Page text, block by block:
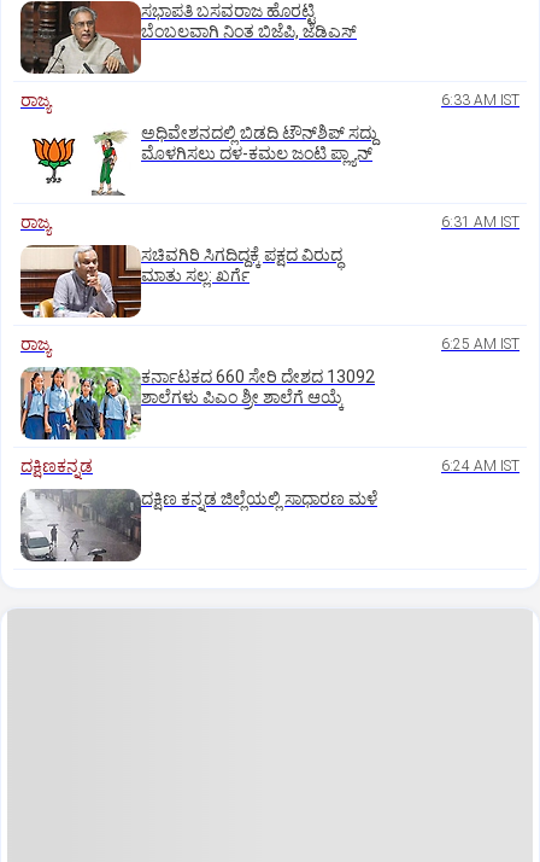
ಸಭಾಪತಿ ಬಸವರಾಜ ಹೊರಟ್ಟಿ
ಬೆಂಬಲವಾಗಿ ನಿಂತ ಬಿಜೆಪಿ, ಜೆಡಿಎಸ್
ರಾಜ್ಯ 6:33 AM IST
ಅಧಿವೇಶನದಲ್ಲಿ ಬಿಡದಿ ಟೌನ್‌ಶಿಪ್‌ ಸದ್ದು
ಮೊಳಗಿಸಲು ದಳ-ಕಮಲ ಜಂಟಿ ಪ್ಲ್ಯಾನ್‌
ರಾಜ್ಯ 6:31 AM IST
ಸಚಿವಗಿರಿ ಸಿಗದಿದ್ದಕ್ಕೆ ಪಕ್ಷದ ವಿರುದ್ಧ
ಮಾತು ಸಲ್ಲ: ಖರ್ಗೆ
ರಾಜ್ಯ 6:25 AM IST
ಕರ್ನಾಟಕದ 660 ಸೇರಿ ದೇಶದ 13092
ಶಾಲೆಗಳು ಪಿಎಂ ಶ್ರೀ ಶಾಲೆಗೆ ಆಯ್ಕೆ
ದಕ್ಷಿಣಕನ್ನಡ 6:24 AM IST
ದಕ್ಷಿಣ ಕನ್ನಡ ಜಿಲ್ಲೆಯಲ್ಲಿ ಸಾಧಾರಣ ಮಳೆ